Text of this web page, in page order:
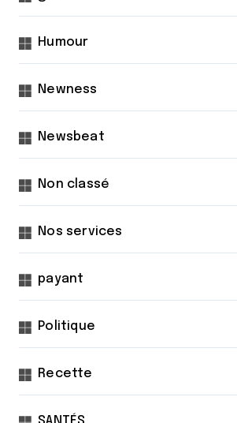
Humour
Newness
Newsbeat
Non classé
Nos services
payant
Politique
Recette